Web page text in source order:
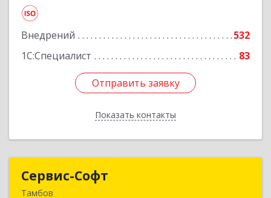
Внедрений
532
1С:Специалист
83
Отправить заявку
Показать контакты
Подробнее
Отправить заявку
Назад
Сервис-Софт
Тамбов